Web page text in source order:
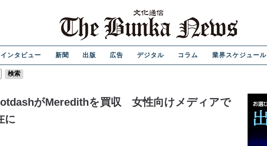
インタビュー 新聞 出版 広告 デジタル コラム 業界スケジュール
がMeredithを買収 女性向けメディアで
に